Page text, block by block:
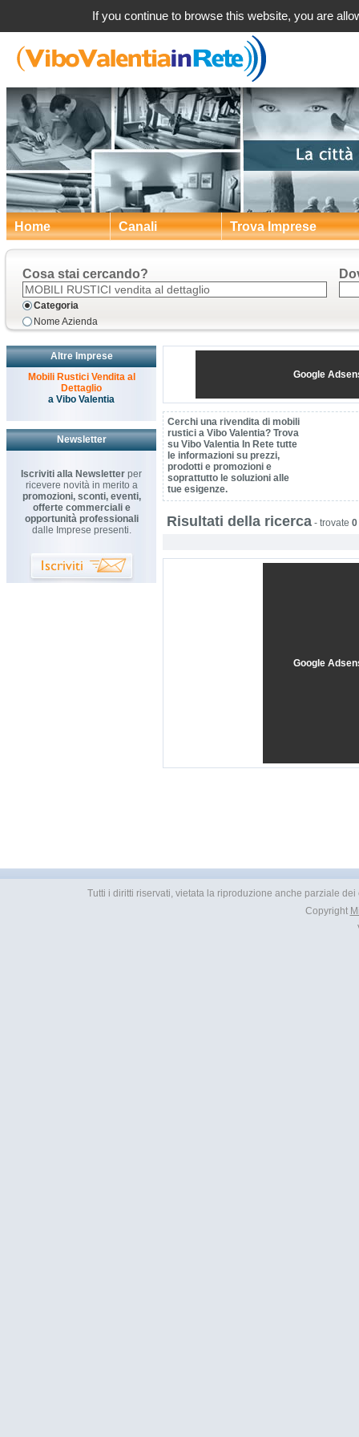
Home Canali Trova Imprese
Cosa stai cercando?
Categoria
Nome Azienda
Altre Imprese
Mobili Rustici Vendita al
Dettaglio
a Vibo Valentia
Newsletter
Iscriviti alla Newsletter per
ricevere novità in merito a
promozioni, sconti, eventi,
offerte commerciali e
opportunità professionali
dalle Imprese presenti.
Google
Cerchi una rivendita di mobili
rustici a Vibo Valentia? Trova
su Vibo Valentia In Rete tutte
le informazioni su prezzi,
prodotti e promozioni e
soprattutto le soluzioni alle
tue esigenze.
Risultati della ricerca - trovate 0
Google
Tutti i diritti riservati, vietata la riproduzione anche parziale
Copyright
If you continue to browse this website, you are